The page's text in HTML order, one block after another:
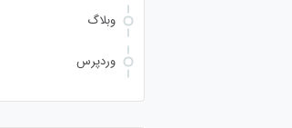
وبلاگ
وردپرس